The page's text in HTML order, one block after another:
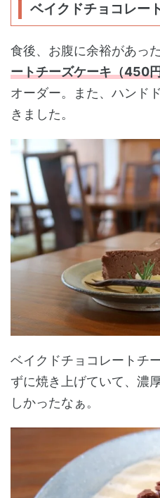
ベイクドチョコレー
食後、お腹に余裕があった
ートチーズケーキ（450
オーダー。また、ハンド
きました。
ベイクドチョコレートチ
ずに焼き上げていて、濃
しかったなぁ。